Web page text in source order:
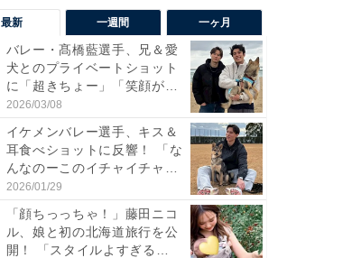
最新 一週間 一ヶ月
バレー・髙橋藍選手、兄＆愛
犬とのプライベートショット
に「超きちょー」「笑顔が見
れ...
2026/03/08
イケメンバレー選手、キス＆
耳食べショットに反響！ 「な
んなのーこのイチャイチャ
感...
2026/01/29
「顔ちっっちゃ！」藤田ニコ
ル、娘と初の北海道旅行を公
開！ 「スタイルよすぎる